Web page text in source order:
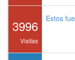
3996
Visitas
Estos